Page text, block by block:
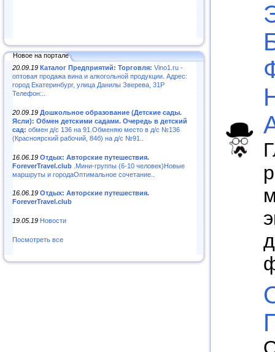
Новое на портале
20.09.19 Каталог Предприятий: Торговля: Vino1.ru -
оптовая продажа вина и алкогольной продукции. Адрес:
город Екатеринбург, улица Данилы Зверева, 31Р
Телефон:..
20.09.19 Дошкольное образование (Детские сады.
Ясли): Обмен детскими садами. Очередь в детский
сад: обмен д/с 136 на 91.Обменяю место в д/с №136
(Красноярский рабочий, 84б) на д/с №91..
16.06.19 Отдых: Авторские путешествия.
ForeverTravel.club .Мини-группы (6-10 человек)Новые
маршруты и городаОптимальное сочетание..
16.06.19 Отдых: Авторские путешествия.
ForeverTravel.club
19.05.19 Новости
Посмотреть все